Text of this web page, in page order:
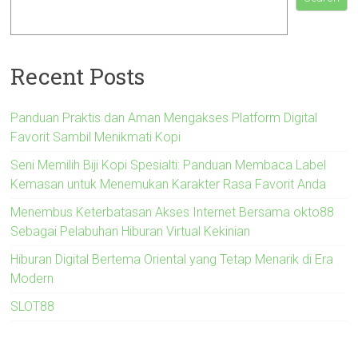
Recent Posts
Panduan Praktis dan Aman Mengakses Platform Digital
Favorit Sambil Menikmati Kopi
Seni Memilih Biji Kopi Spesialti: Panduan Membaca Label
Kemasan untuk Menemukan Karakter Rasa Favorit Anda
Menembus Keterbatasan Akses Internet Bersama okto88
Sebagai Pelabuhan Hiburan Virtual Kekinian
Hiburan Digital Bertema Oriental yang Tetap Menarik di Era
Modern
SLOT88